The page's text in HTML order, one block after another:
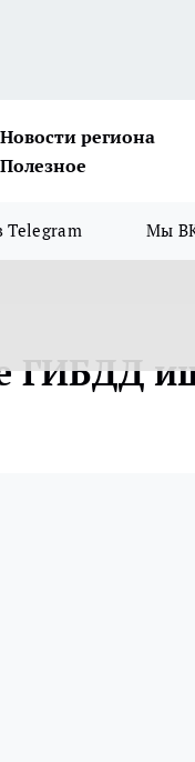
Новости региона
Полезное
Мы
ГИБДД